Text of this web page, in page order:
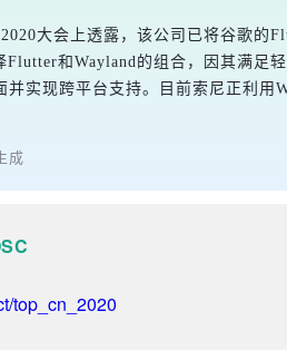
大会上透露，该公司已将谷歌
和Wayland的组合，因其满足
实现跨平台支持。目前索尼正利
成
top_cn_2020